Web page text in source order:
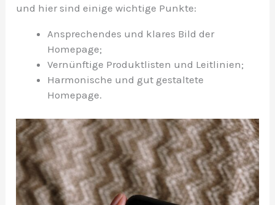
und hier sind einige wichtige Punkte:
Ansprechendes und klares Bild der
Homepage;
Vernünftige Produktlisten und Leitlinien;
Harmonische und gut gestaltete
Homepage.